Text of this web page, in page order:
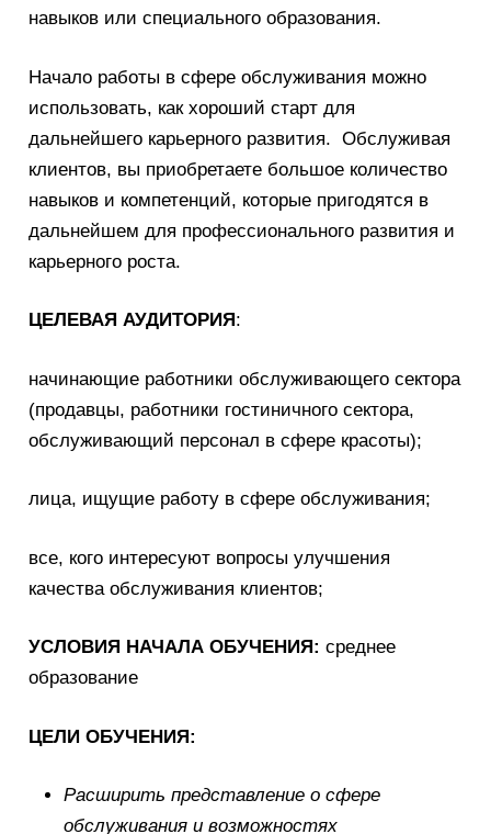
навыков или специального образования.
Начало работы в сфере обслуживания можно
использовать, как хороший старт для
дальнейшего карьерного развития. Обслуживая
клиентов, вы приобретаете большое количество
навыков и компетенций, которые пригодятся в
дальнейшем для профессионального развития и
карьерного роста.
ЦЕЛЕВАЯ АУДИТОРИЯ :
начинающие работники обслуживающего сектора
(продавцы, работники гостиничного сектора,
обслуживающий персонал в сфере красоты);
лица, ищущие работу в сфере обслуживания;
все, кого интересуют вопросы улучшения
качества обслуживания клиентов;
УСЛОВИЯ НАЧАЛА ОБУЧЕНИЯ: среднее
образование
ЦЕЛИ ОБУЧЕНИЯ:
Расширить представление о сфере
обслуживания и возможностях